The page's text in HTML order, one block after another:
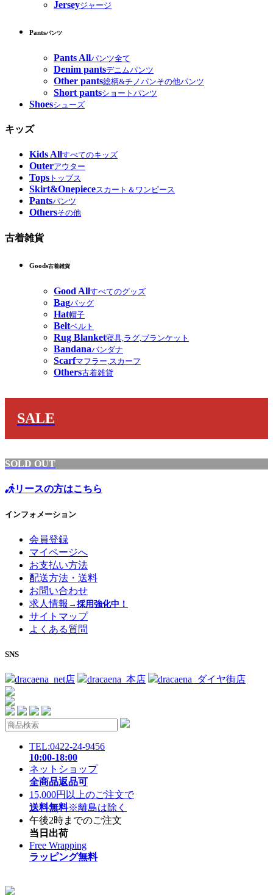
Jerseyジャージ
Pantsパンツ
Pants Allパンツ全て
Denim pantsデニムパンツ
Other pants総柄&チノパンその他パンツ
Short pantsショートパンツ
Shoesシューズ
キッズ
Kids Allすべてのキッズ
Outerアウター
Tops トップス
Skirt&Onepieceスカート＆ワンピース
Pantsパンツ
Othersその他
古着雑貨
Goods古着雑貨
Good Allすべてのグッズ
Bagバッグ
Hat帽子
Beltベルト
Rug Blanket寝具,ラグ,ブランケット
Bandanaバンダナ
Scarfマフラー,スカーフ
Others古着雑貨
SALE
SOLD OUT
リースの方はこちら
インフォメーション
会員登録
マイページへ
お支払い方法
配送方法・送料
お問い合わせ
求人情報 →採用強化中！
サイトマップ
よくある質問
SNS
dracaena_net店 dracaena_本店 dracaena_ダイヤ街店
TEL:0422-24-9456
10:00-18:00
ネットショップ
全商品返品可
15,000円以上のご注文で
送料無料※離島は除く
午後2時までのご注文
当日出荷
Free Wrapping
ラッピング無料